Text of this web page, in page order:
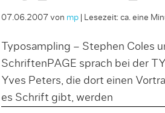
07.06.2007 von mp| Lesezeit: ca. eine
Typosampling – Stephen Coles
SchriftenPAGE sprach bei der
Yves Peters, die dort einen
es Schrift gibt, werden